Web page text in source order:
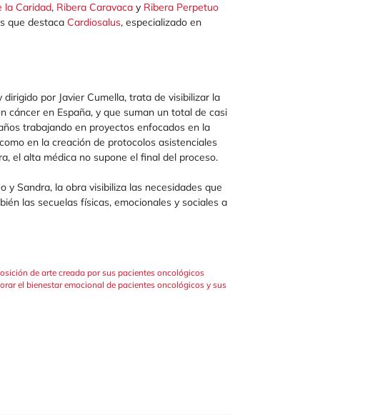
la Caridad, Ribera Caravaca y Ribera Perpetuo
que destaca Cardiosalus, especializado en
dirigido por Javier Cumella, trata de visibilizar la
cáncer en España, y que suman un total de casi
trabajando en proyectos enfocados en la
en la creación de protocolos asistenciales
el alta médica no supone el final del proceso.
y Sandra, la obra visibiliza las necesidades que
las secuelas físicas, emocionales y sociales a
de arte creada por sus pacientes oncológicos
el bienestar emocional de pacientes oncológicos y sus